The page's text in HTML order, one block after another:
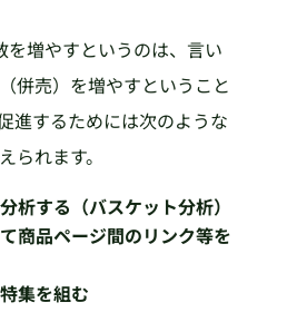
を増やすというのは、言い
併売）を増やすということ
進するためには次のような
られます。
析する（バスケット分析）
商品ページ間のリンク等を
集を組む